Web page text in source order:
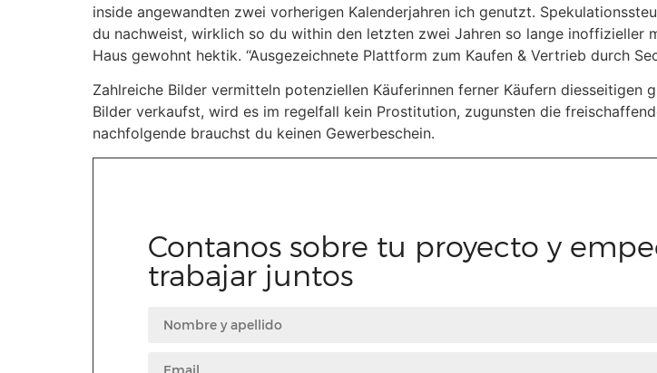
inside angewandten zwei vorherigen Kalenderjahren ich genutzt.
du nachweist, wirklich so du within den letzten zwei Jahren so lange
Haus gewohnt hektik. “Ausgezeichnete Plattform zum Kaufen & Vertrieb durch
Zahlreiche Bilder vermitteln potenziellen Käuferinnen ferner Käufern diesseitigen
Bilder verkaufst, wird es im regelfall kein Prostitution, zugunsten die
nachfolgende brauchst du keinen Gewerbeschein.
Contanos sobre tu proyecto y
trabajar juntos